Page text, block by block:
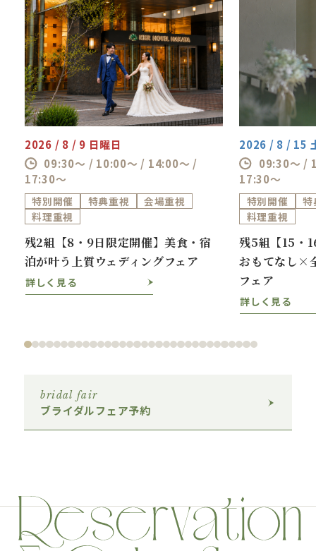
2026 / 8 / 9 日曜日
09:30～ / 10:00～ / 14:00～ /
17:30～
特別開催 特典重視
会場重視
料理重視
残2組【8・9日限定開催】美食・宿
泊が叶う上質ウェディングフェア
詳しく見る
2026 / 8 / 15
09:30～ /
17:30～
特別開催
特
料理重視
残5組【15・
おもてなし×
フェア
詳しく見る
bridal fair
ブライダルフェア予約